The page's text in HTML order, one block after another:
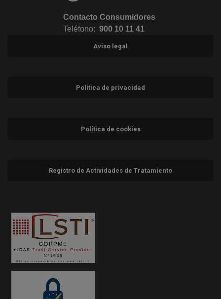
Contacto Consumidores
Teléfono: 900 10 11 41
Aviso legal
Política de privacidad
Política de cookies
Registro de Actividades de Tratamiento